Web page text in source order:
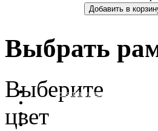
Выбрать
очистить фильтр цвета
Выберите
цвет